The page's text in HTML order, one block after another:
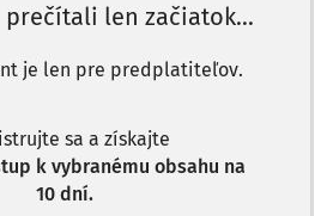
prečítali len začiatok...
je len pre predplatiteľov.
sa a získajte
k vybranému obsahu na
10 dní.